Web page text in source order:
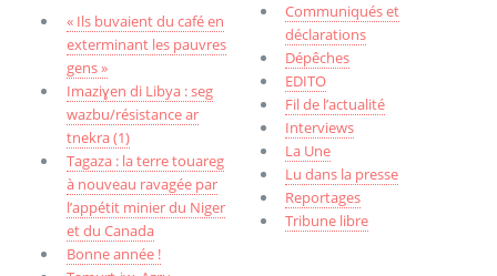
« Ils buvaient du café en
exterminant les pauvres
gens »
Imaziɣen di Libya : seg
wazbu/résistance ar
tnekra (1)
Tagaza : la terre touareg
à nouveau ravagée par
l’appétit minier du Niger
et du Canada
Bonne année !
Communiqués et
déclarations
Dépêches
EDITO
Fil de l’actualité
Interviews
La Une
Lu dans la presse
Reportages
Tribune libre